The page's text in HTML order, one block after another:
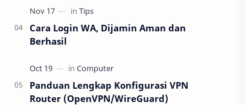
Cara Login WA, Dijamin Aman dan
Berhasil
Panduan Lengkap Konfigurasi VPN
Router (OpenVPN/WireGuard)